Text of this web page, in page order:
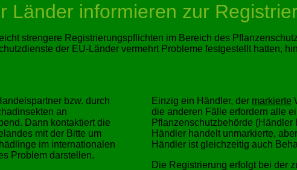
Länder informieren zur
strengere Registrierungspflichten im Bereich des
der EU-Länder vermehrt Probleme festgestellt hatten,
bzw. durch
an
Dann kontaktiert die
mit der Bitte um
im internationalen
Problem darstellen.
Einzig ein Händler, der markierte
die anderen Fälle erfordern alle
Pflanzenschutzbehörde
Händler handelt unmarkierte,
Händler ist gleichzeitig auch
Die Registrierung erfolgt bei der